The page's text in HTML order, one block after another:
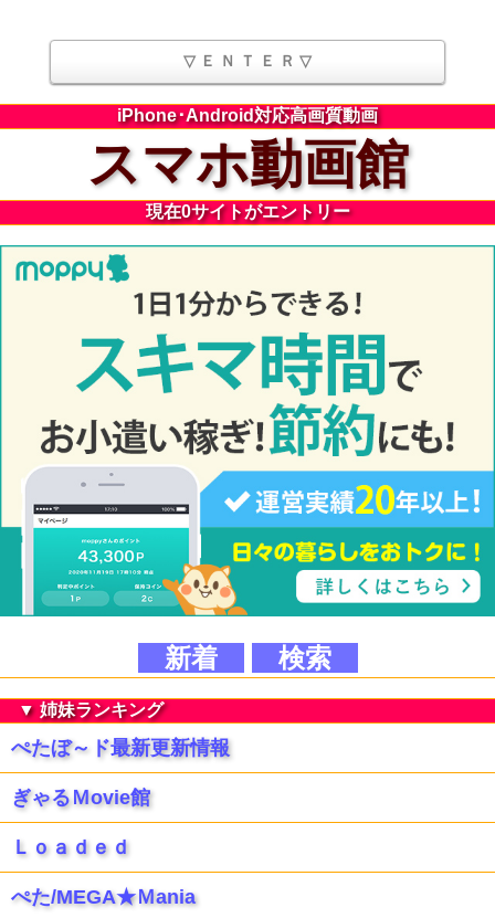
iPhone･Android対応高画質動画
スマホ動画館
現在0サイトがエントリー
新着 検索
▼ 姉妹ランキング
ぺたぼ～ド最新更新情報
ぎゃるＭovie館
Ｌｏａｄｅｄ
ぺた/MEGA★Ｍania